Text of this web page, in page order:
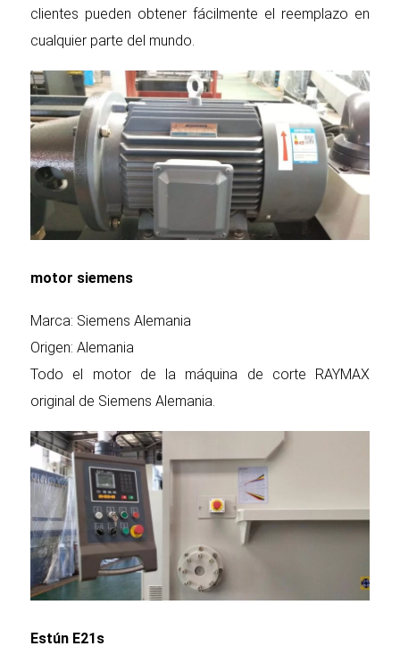
clientes pueden obtener fácilmente el reemplazo en
cualquier parte del mundo.
motor siemens
Marca: Siemens Alemania
Origen: Alemania
Todo el motor de la máquina de corte RAYMAX
original de Siemens Alemania.
Estún E21s